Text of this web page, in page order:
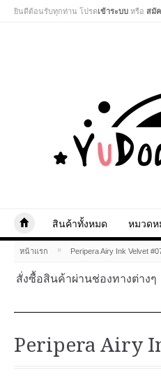
ยินดีต้อนรับทุกท่าน โปรดเข้าระบบ หรือ สมั
สินค้าทั้งหมด หมวด
หน้าแรก » Peripera Airy Ink Velvet
สั่งซื้อสินค้าผ่านช่องทางต่างๆ
Peripera Airy